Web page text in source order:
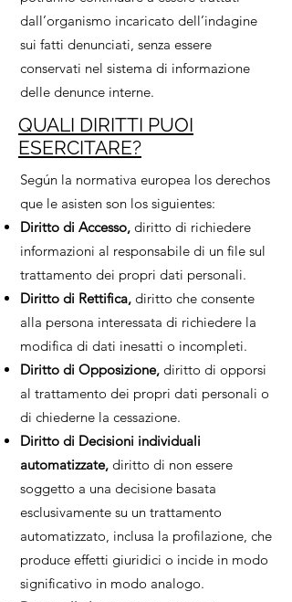
dall’organismo incaricato dell’indagine
sui fatti denunciati, senza essere
conservati nel sistema di informazione
delle denunce interne.
QUALI DIRITTI PUOI
ESERCITARE?
Según la normativa europea los derechos
que le asisten son los siguientes:
Diritto di Accesso, diritto di richiedere
informazioni al responsabile di un file sul
trattamento dei propri dati personali.
Diritto di Rettifica, diritto che consente
alla persona interessata di richiedere la
modifica di dati inesatti o incompleti.
Diritto di Opposizione, diritto di opporsi
al trattamento dei propri dati personali o
di chiederne la cessazione.
Diritto di Decisioni individuali
automatizzate, diritto di non essere
soggetto a una decisione basata
esclusivamente su un trattamento
automatizzato, inclusa la profilazione, che
produce effetti giuridici o incide in modo
significativo in modo analogo.